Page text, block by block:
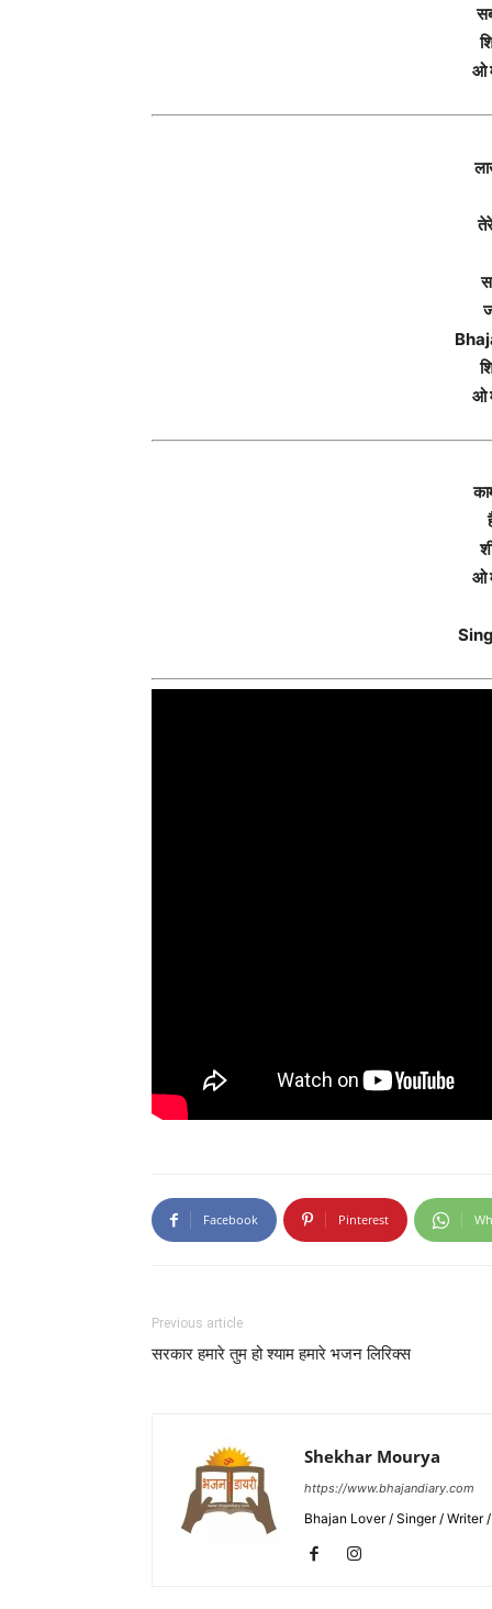
ओ
ओ
ओ
Facebook Pinterest
Previous article
सरकार हमारे तुम हो श्याम हमारे भजन लिरिक्स
Shekhar Mourya
https://www.bhajandiary.com
Bhajan Lover / Singer / Writer